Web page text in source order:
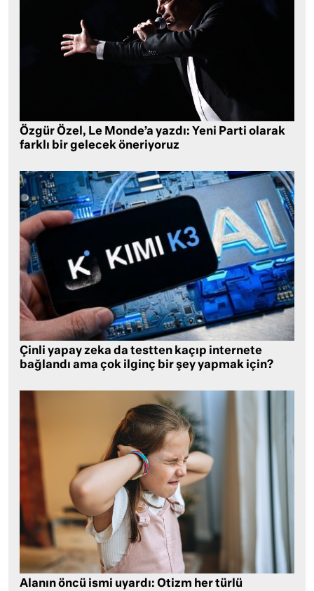
Özgür Özel, Le Monde’a yazdı: Yeni Parti olarak
farklı bir gelecek öneriyoruz
Çinli yapay zeka da testten kaçıp internete
bağlandı ama çok ilginç bir şey yapmak için?
Alanın öncü ismi uyardı: Otizm her türlü